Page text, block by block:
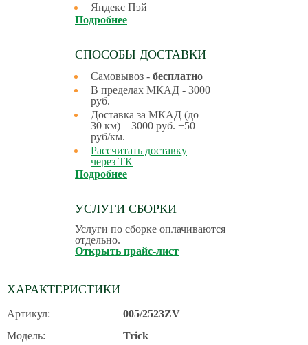
Яндекс Пэй
Подробнее
СПОСОБЫ ДОСТАВКИ
Самовывоз - бесплатно
В пределах МКАД - 3000
руб.
Доставка за МКАД (до
30 км) – 3000 руб. +50
руб/км.
Рассчитать доставку
через ТК
Подробнее
УСЛУГИ СБОРКИ
Услуги по сборке оплачиваются
отдельно.
Открыть прайс-лист
ХАРАКТЕРИСТИКИ
Артикул:
005/2523ZV
Модель:
Trick